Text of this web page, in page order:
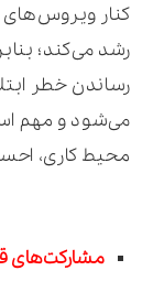
کنار ویروس‌های
رشد می‌کند؛
رساندن خطر
می‌شود و مهم
محیط کاری،
مشارکت‌های